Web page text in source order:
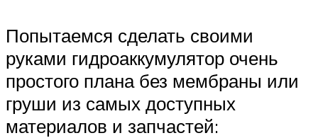
Попытаемся сделать своими
руками гидроаккумулятор очень
простого плана без мембраны или
груши из самых доступных
материалов и запчастей: